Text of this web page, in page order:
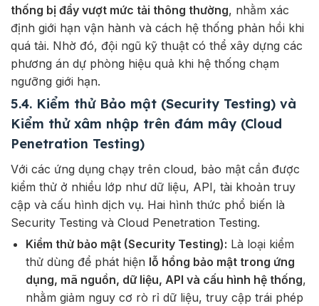
thống bị đẩy vượt mức tải thông thường, nhằm xác
định giới hạn vận hành và cách hệ thống phản hồi khi
quá tải. Nhờ đó, đội ngũ kỹ thuật có thể xây dựng các
phương án dự phòng hiệu quả khi hệ thống chạm
ngưỡng giới hạn.
5.4. Kiểm thử Bảo mật (Security Testing) và
Kiểm thử xâm nhập trên đám mây (Cloud
Penetration Testing)
Với các ứng dụng chạy trên cloud, bảo mật cần được
kiểm thử ở nhiều lớp như dữ liệu, API, tài khoản truy
cập và cấu hình dịch vụ. Hai hình thức phổ biến là
Security Testing và Cloud Penetration Testing.
Kiểm thử bảo mật (Security Testing): Là loại kiểm
thử dùng để phát hiện lỗ hổng bảo mật trong ứng
dụng, mã nguồn, dữ liệu, API và cấu hình hệ thống,
nhằm giảm nguy cơ rò rỉ dữ liệu, truy cập trái phép